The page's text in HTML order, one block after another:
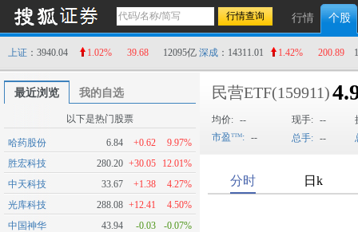
行情 个股
上证 ：3940.04 1.02% 39.68 12095亿 深成 ：14311.01 1.42% 200.89
最近浏览 我的自选
以下是热门股票
哈药股份 6.84 +0.62
9.97%
胜宏科技
280.20 +30.05
12.01%
中天科技
33.67 +1.38
4.27%
光库科技
288.08 +12.41
4.50%
中国神华
43.94 -0.03 -0.07%
民营ETF(159911)
均价: -- 现手: --
市盈
: -- 总手: --